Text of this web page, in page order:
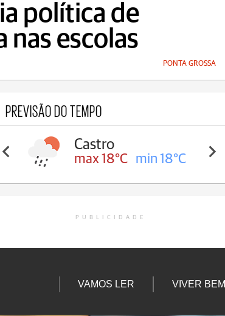
política de
nas escolas
PONTA GROSSA
PREVISÃO DO TEMPO
Castro
max 18°C min 18°C
PUBLICIDADE
VAMOS LER VIVER BEM